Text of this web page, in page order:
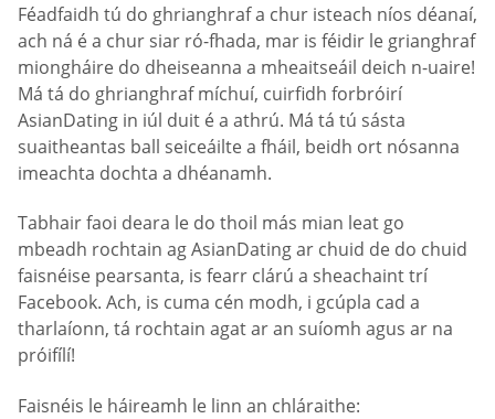
Féadfaidh tú do ghrianghraf a chur isteach níos déanaí,
ach ná é a chur siar ró-fhada, mar is féidir le grianghraf
miongháire do dheiseanna a mheaitseáil deich n-uaire!
Má tá do ghrianghraf míchuí, cuirfidh forbróirí
AsianDating in iúl duit é a athrú. Má tá tú sásta
suaitheantas ball seiceáilte a fháil, beidh ort nósanna
imeachta dochta a dhéanamh.
Tabhair faoi deara le do thoil más mian leat go
mbeadh rochtain ag AsianDating ar chuid de do chuid
faisnéise pearsanta, is fearr clárú a sheachaint trí
Facebook. Ach, is cuma cén modh, i gcúpla cad a
tharlaíonn, tá rochtain agat ar an suíomh agus ar na
próifílí!
Faisnéis le háireamh le linn an chláraithe: